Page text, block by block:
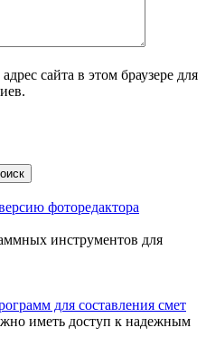
сайта в этом браузере для
фоторедактора
инструментов для
для составления смет
иметь доступ к надежным